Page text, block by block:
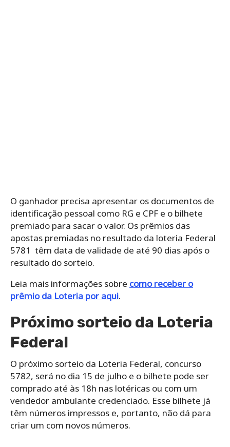
O ganhador precisa apresentar os documentos de
identificação pessoal como RG e CPF e o bilhete
premiado para sacar o valor. Os prêmios das
apostas premiadas no resultado da loteria Federal
5781 têm data de validade de até 90 dias após o
resultado do sorteio.
Leia mais informações sobre como receber o
prêmio da Loteria por aqui.
Próximo sorteio da Loteria
Federal
O próximo sorteio da Loteria Federal, concurso
5782, será no dia 15 de julho e o bilhete pode ser
comprado até às 18h nas lotéricas ou com um
vendedor ambulante credenciado. Esse bilhete já
têm números impressos e, portanto, não dá para
criar um com novos números.